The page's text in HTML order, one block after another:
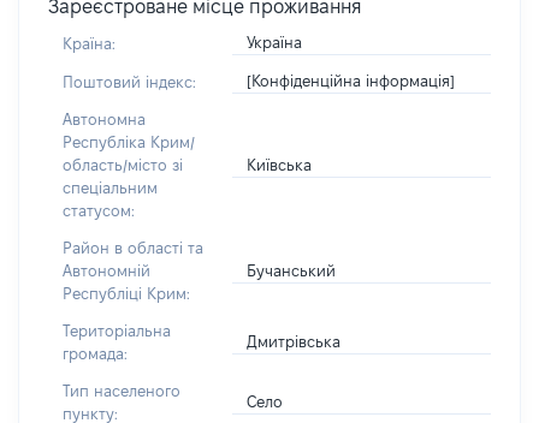
Зареєстроване місце проживання
Країна: Україна
Поштовий індекс: [Конфіденційна інформація]
Автономна
Республіка Крим/
область/місто зі
спеціальним
статусом:
Київська
Район в області та
Автономній
Республіці Крим:
Бучанський
Територіальна
громада:
Дмитрівська
Тип населеного
пункту:
Село